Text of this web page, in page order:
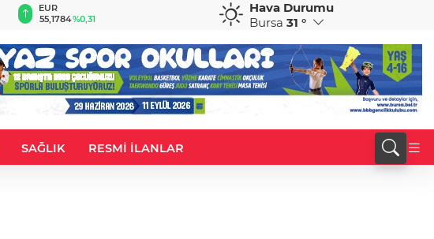
EUR
55,1784%0,31 %0,42
CHF
59,0599
Hava Durumu
Bursa 31 °
SAĞLIK RESMİ İLANLAR